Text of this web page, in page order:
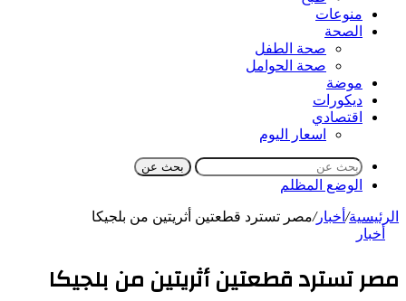
منوعات
الصحة
صحة الطفل
صحة الحوامل
موضة
ديكورات
اقتصادي
اسعار اليوم
بحث عن
الوضع المظلم
الرئيسية/ أخبار/مصر تسترد قطعتين أثريتين من بلجيكا
أخبار
مصر تسترد قطعتين أثريتين من بلجيكا